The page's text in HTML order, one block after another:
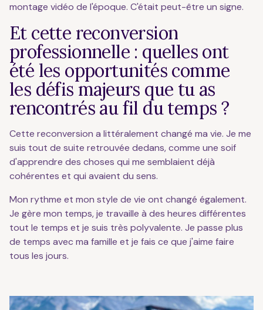
montage vidéo de l'époque. C'était peut-être un signe.
Et cette reconversion
professionnelle : quelles ont
été les opportunités comme
les défis majeurs que tu as
rencontrés au fil du temps ?
Cette reconversion a littéralement changé ma vie. Je me
suis tout de suite retrouvée dedans, comme une soif
d'apprendre des choses qui me semblaient déjà
cohérentes et qui avaient du sens.
Mon rythme et mon style de vie ont changé également.
Je gère mon temps, je travaille à des heures différentes
tout le temps et je suis très polyvalente. Je passe plus
de temps avec ma famille et je fais ce que j'aime faire
tous les jours.